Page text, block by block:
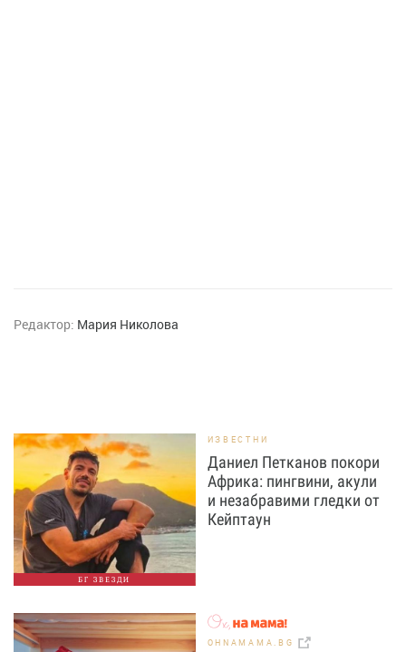
Редактор: Мария Николова
БГ ЗВЕЗДИ
ИЗВЕСТНИ
Даниел Петканов покори
Африка: пингвини, акули
и незабравими гледки от
Кейптаун
OHNAMAMA.BG